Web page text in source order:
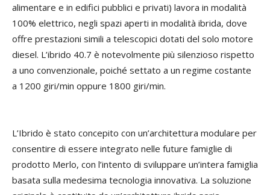
alimentare e in edifici pubblici e privati) lavora in modalità
100% elettrico, negli spazi aperti in modalità ibrida, dove
offre prestazioni simili a telescopici dotati del solo motore
diesel. L’ibrido 40.7 è notevolmente più silenzioso rispetto
a uno convenzionale, poiché settato a un regime costante
a 1200 giri/min oppure 1800 giri/min.
L’Ibrido è stato concepito con un’architettura modulare per
consentire di essere integrato nelle future famiglie di
prodotto Merlo, con l’intento di sviluppare un’intera famiglia
basata sulla medesima tecnologia innovativa. La soluzione